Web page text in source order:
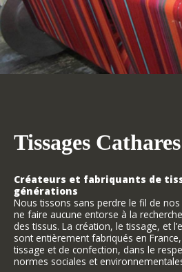
Tissages Cathares
Créateurs et fabriquants de
générations
Nous tissons sans perdre le fil de
ne faire aucune entorse à la
des tissus. La création, le tissage, et
sont entièrement fabriqués en
tissage et de confection, dans le
normes sociales et